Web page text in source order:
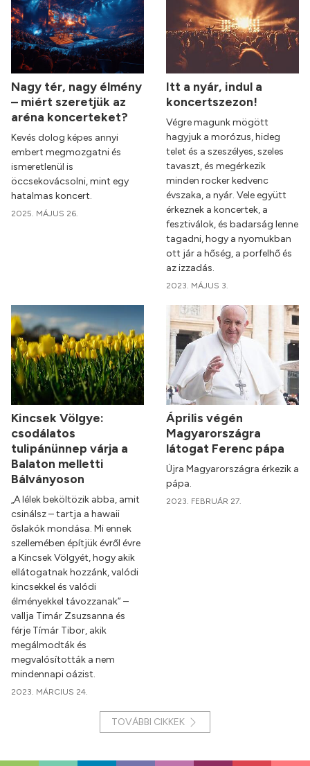
Nagy tér, nagy élmény
– miért szeretjük az
aréna koncerteket?
Kevés dolog képes annyi
embert megmozgatni és
ismeretlenül is
öccsekovácsolni, mint egy
hatalmas koncert.
2025. MÁJUS 26.
Itt a nyár, indul a
koncertszezon!
Végre magunk mögött
hagyjuk a morózus, hideg
telet és a szeszélyes, szeles
tavaszt, és megérkezik
minden rocker kedvenc
évszaka, a nyár. Vele együtt
érkeznek a koncertek, a
fesztiválok, és badarság lenne
tagadni, hogy a nyomukban
ott jár a hőség, a porfelhő és
az izzadás.
2023. MÁJUS 3.
Kincsek Völgye:
csodálatos
tulipánünnep várja a
Balaton melletti
Bálványoson
„A lélek beköltözik abba, amit
csinálsz – tartja a hawaii
őslakók mondása. Mi ennek
szellemében építjük évről évre
a Kincsek Völgyét, hogy akik
ellátogatnak hozzánk, valódi
kincsekkel és valódi
élményekkel távozzanak” –
vallja Timár Zsuzsanna és
férje Tímár Tibor, akik
megálmodták és
megvalósították a nem
mindennapi oázist.
2023. MÁRCIUS 24.
Április végén
Magyarországra
látogat Ferenc pápa
Újra Magyarországra érkezik a
pápa.
2023. FEBRUÁR 27.
TOVÁBBI CIKKEK